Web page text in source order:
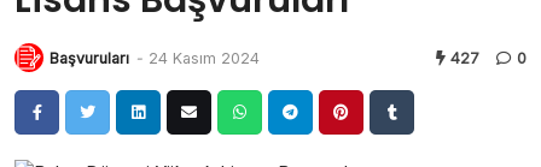
Başvuruları - 24 Kasım 2024 427 0